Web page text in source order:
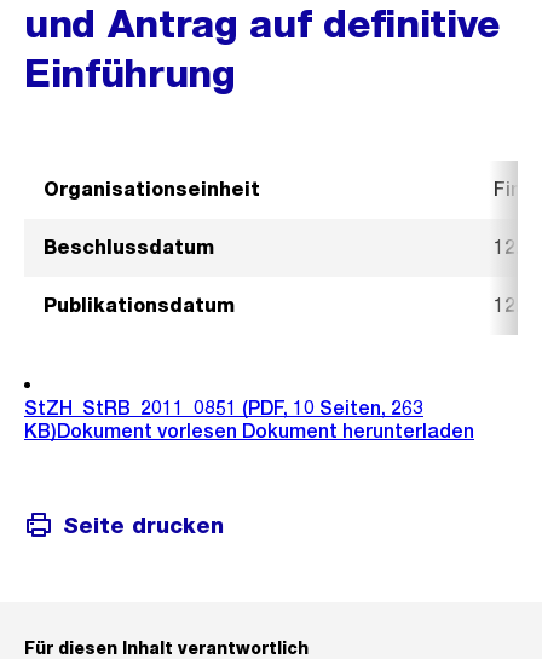
und Antrag auf definitive
Einführung
Organisationseinheit
Beschlussdatum 12.
Publikationsdatum 12.
StZH_StRB_2011_0851 (PDF, 10 Seiten, 263
KB)Dokument vorlesen Dokument herunterladen
Seite drucken
Für diesen Inhalt verantwortlich